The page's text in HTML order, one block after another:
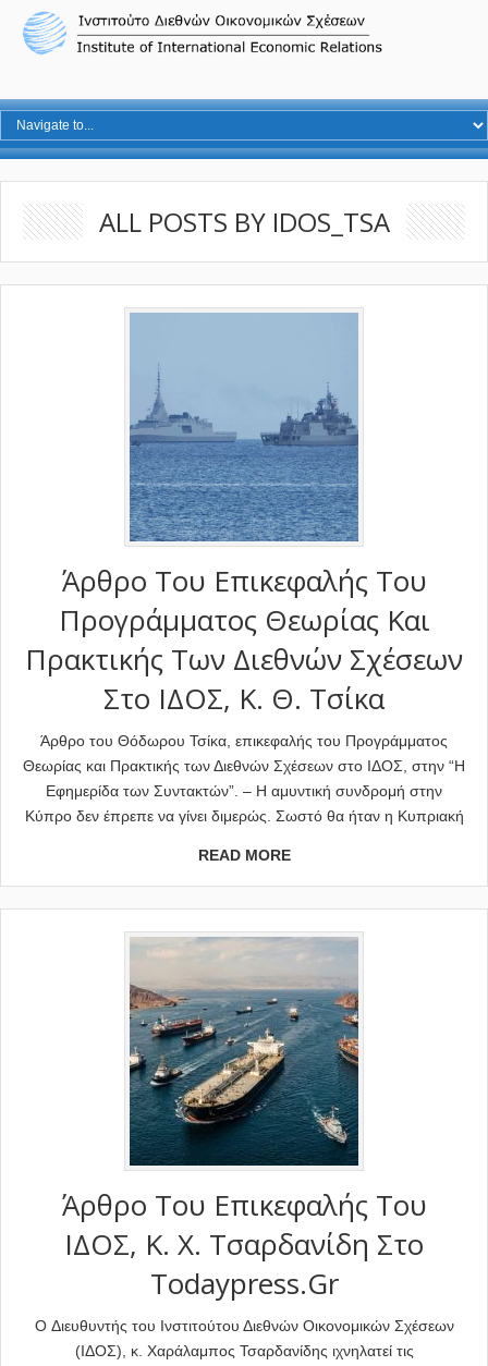
ALL POSTS BY IDOS_TSA
Άρθρο Του Επικεφαλής Του
Προγράμματος Θεωρίας Και
Πρακτικής Των Διεθνών Σχέσεων
Στο ΙΔΟΣ, Κ. Θ. Τσίκα
Άρθρο του Θόδωρου Τσίκα, επικεφαλής του Προγράμματος
Θεωρίας και Πρακτικής των Διεθνών Σχέσεων στο ΙΔΟΣ, στην “Η
Εφημερίδα των Συντακτών”. – Η αμυντική συνδρομή στην
Κύπρο δεν έπρεπε να γίνει διμερώς. Σωστό θα ήταν η Κυπριακή
READ MORE
Άρθρο Του Επικεφαλής Του
ΙΔΟΣ, Κ. Χ. Τσαρδανίδη Στο
Todaypress.gr
O Διευθυντής του Ινστιτούτου Διεθνών Οικονομικών Σχέσεων
(ΙΔΟΣ), κ. Χαράλαμπος Τσαρδανίδης ιχνηλατεί τις